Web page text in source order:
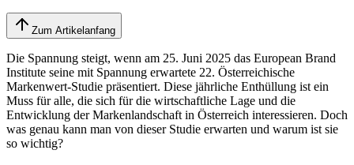
Zum Artikelanfang
Die Spannung steigt, wenn am 25. Juni 2025 das European Brand
Institute seine mit Spannung erwartete 22. Österreichische
Markenwert-Studie präsentiert. Diese jährliche Enthüllung ist ein
Muss für alle, die sich für die wirtschaftliche Lage und die
Entwicklung der Markenlandschaft in Österreich interessieren. Doch
was genau kann man von dieser Studie erwarten und warum ist sie
so wichtig?